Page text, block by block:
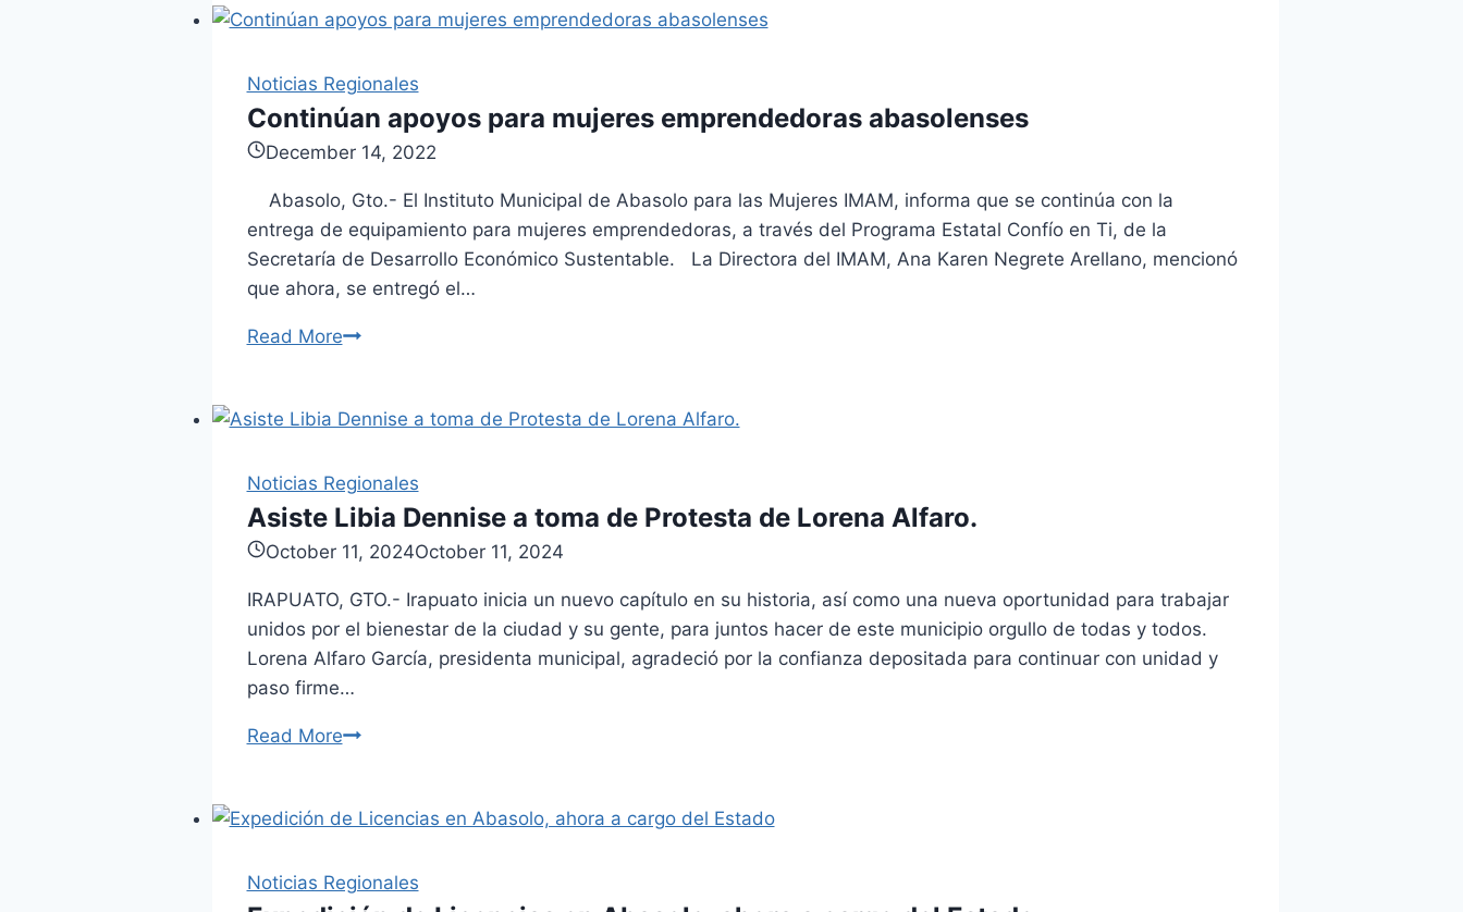
del
del
Desafío.
Noticias Regionales
Continúan apoyos para mujeres emprendedoras abasolenses
December 14, 2022
Abasolo, Gto.- El Instituto Municipal de Abasolo para las Mujeres IMAM, informa que se continúa con la
entrega de equipamiento para mujeres emprendedoras, a través del Programa Estatal Confío en Ti, de la
Secretaría de Desarrollo Económico Sustentable. La Directora del IMAM, Ana Karen Negrete Arellano, mencionó
que ahora, se entregó el…
Read MoreContinúan
mujeres
abasolenses
Noticias Regionales
Asiste Libia Dennise a toma de Protesta de Lorena Alfaro.
October 11, 2024October 11, 2024
IRAPUATO, GTO.- Irapuato inicia un nuevo capítulo en su historia, así como una nueva oportunidad para trabajar
unidos por el bienestar de la ciudad y su gente, para juntos hacer de este municipio orgullo de todas y todos.
Lorena Alfaro García, presidenta municipal, agradeció por la confianza depositada para continuar con unidad y
paso firme…
Read MoreAsiste
a
de
Noticias Regionales